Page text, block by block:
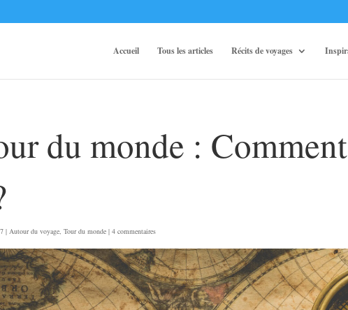
Accueil Tous les articles Récits de voyages
du monde :
| Autour du voyage ,Tour du monde |4 commentaires